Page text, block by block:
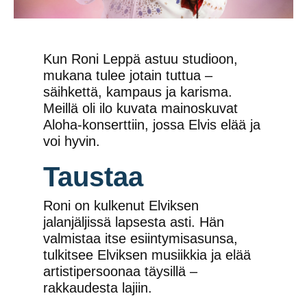
Kun Roni Leppä astuu studioon,
mukana tulee jotain tuttua –
säihkettä, kampaus ja karisma.
Meillä oli ilo kuvata mainoskuvat
Aloha-konserttiin, jossa Elvis elää ja
voi hyvin.
Taustaa
Roni on kulkenut Elviksen
jalanjäljissä lapsesta asti. Hän
valmistaa itse esiintymisasunsa,
tulkitsee Elviksen musiikkia ja elää
artistipersoonaa täysillä –
rakkaudesta lajiin.